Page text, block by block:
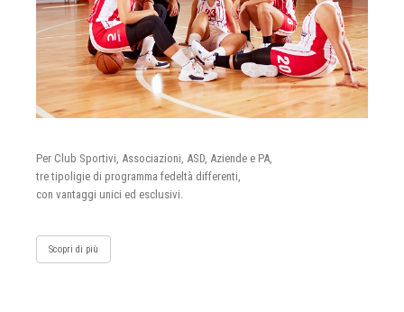
Per Club Sportivi, Associazioni, ASD, Aziende e PA,
tre tipoligie di programma fedeltà differenti,
con vantaggi unici ed esclusivi.
Scopri di più